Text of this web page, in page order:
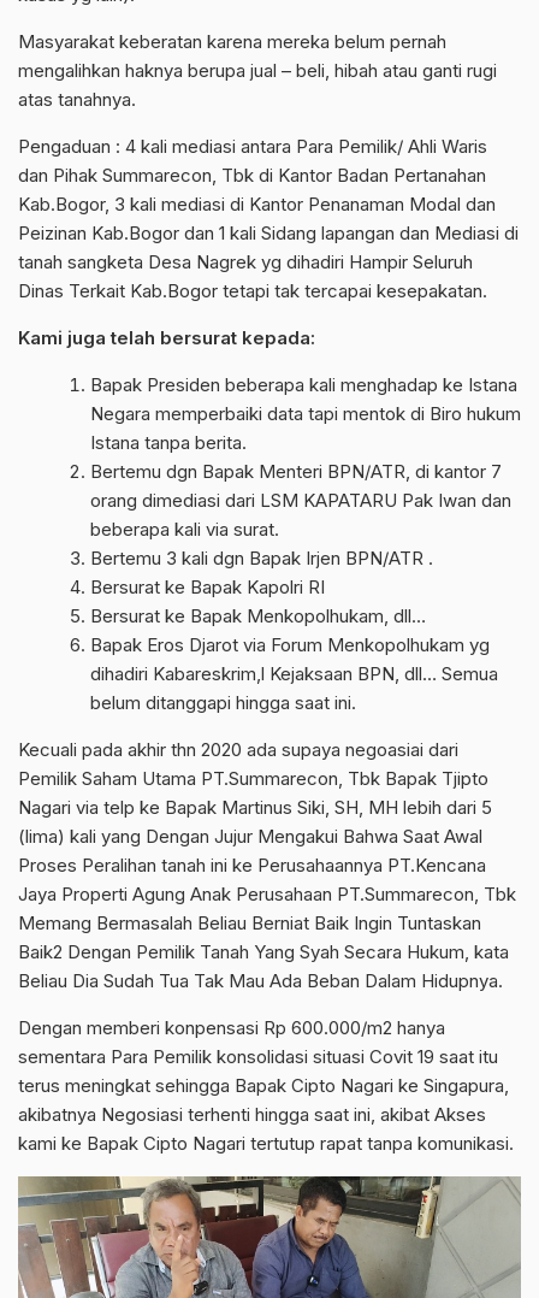
Masyarakat keberatan karena mereka belum pernah
mengalihkan haknya berupa jual – beli, hibah atau ganti rugi
atas tanahnya.
Pengaduan : 4 kali mediasi antara Para Pemilik/ Ahli Waris
dan Pihak Summarecon, Tbk di Kantor Badan Pertanahan
Kab.Bogor, 3 kali mediasi di Kantor Penanaman Modal dan
Peizinan Kab.Bogor dan 1 kali Sidang lapangan dan Mediasi di
tanah sangketa Desa Nagrek yg dihadiri Hampir Seluruh
Dinas Terkait Kab.Bogor tetapi tak tercapai kesepakatan.
Kami juga telah bersurat kepada:
Bapak Presiden beberapa kali menghadap ke Istana
Negara memperbaiki data tapi mentok di Biro hukum
Istana tanpa berita.
Bertemu dgn Bapak Menteri BPN/ATR, di kantor 7
orang dimediasi dari LSM KAPATARU Pak Iwan dan
beberapa kali via surat.
Bertemu 3 kali dgn Bapak Irjen BPN/ATR .
Bersurat ke Bapak Kapolri RI
Bersurat ke Bapak Menkopolhukam, dll…
Bapak Eros Djarot via Forum Menkopolhukam yg
dihadiri Kabareskrim,l Kejaksaan BPN, dll… Semua
belum ditanggapi hingga saat ini.
Kecuali pada akhir thn 2020 ada supaya negoasiai dari
Pemilik Saham Utama PT.Summarecon, Tbk Bapak Tjipto
Nagari via telp ke Bapak Martinus Siki, SH, MH lebih dari 5
(lima) kali yang Dengan Jujur Mengakui Bahwa Saat Awal
Proses Peralihan tanah ini ke Perusahaannya PT.Kencana
Jaya Properti Agung Anak Perusahaan PT.Summarecon, Tbk
Memang Bermasalah Beliau Berniat Baik Ingin Tuntaskan
Baik2 Dengan Pemilik Tanah Yang Syah Secara Hukum, kata
Beliau Dia Sudah Tua Tak Mau Ada Beban Dalam Hidupnya.
Dengan memberi konpensasi Rp 600.000/m2 hanya
sementara Para Pemilik konsolidasi situasi Covit 19 saat itu
terus meningkat sehingga Bapak Cipto Nagari ke Singapura,
akibatnya Negosiasi terhenti hingga saat ini, akibat Akses
kami ke Bapak Cipto Nagari tertutup rapat tanpa komunikasi.